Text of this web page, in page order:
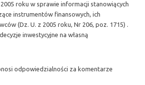
roku w sprawie informacji stanowiących
instrumentów finansowych, ich
(Dz. U. z 2005 roku, Nr 206, poz. 1715) .
inwestycyjne na własną
odpowiedzialności za komentarze